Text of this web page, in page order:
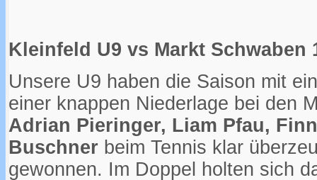
Kleinfeld U9 vs Markt Schwaben
Unsere U9 haben die Saison mit
einer knappen Niederlage bei den
Adrian Pieringer, Liam Pfau,
Buschner beim Tennis klar
gewonnen. Im Doppel holten sich